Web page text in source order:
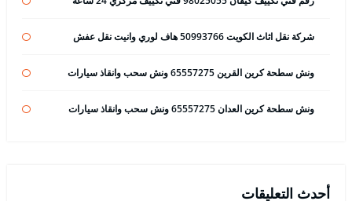
شركة نقل اثاث الكويت 50993766 هاف لوري وانيت نقل عفش
ونش سطحة كرين القرين 65557275 ونش سحب وانقاذ سيارات
ونش سطحة كرين العدان 65557275 ونش سحب وانقاذ سيارات
أحدث التعليقات